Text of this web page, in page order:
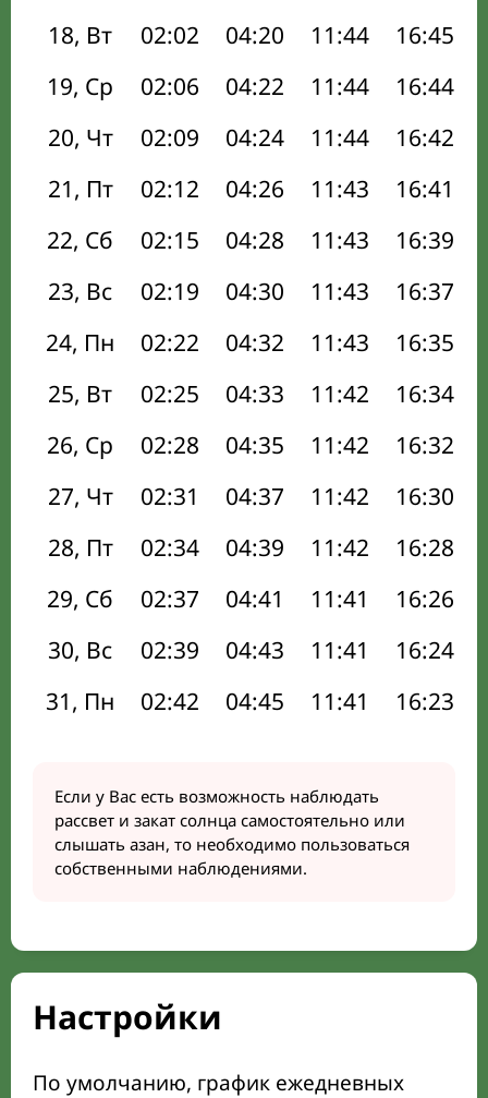
18, Вт
02:02 04:20 11:44 16:45
19, Ср
02:06 04:22 11:44 16:44
20, Чт
02:09 04:24 11:44 16:42
21, Пт
02:12 04:26 11:43 16:41
22, Сб
02:15 04:28 11:43 16:39
23, Вс
02:19 04:30 11:43 16:37
24, Пн
02:22 04:32 11:43 16:35
25, Вт
02:25 04:33 11:42 16:34
26, Ср
02:28 04:35 11:42 16:32
27, Чт
02:31 04:37 11:42 16:30
28, Пт
02:34 04:39 11:42 16:28
29, Сб
02:37 04:41 11:41 16:26
30, Вс
02:39 04:43 11:41 16:24
31, Пн
02:42 04:45 11:41 16:23
Если у Вас есть возможность наблюдать
рассвет и закат солнца самостоятельно или
слышать азан, то необходимо пользоваться
собственными наблюдениями.
Настройки
По умолчанию, график ежедневных